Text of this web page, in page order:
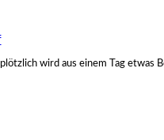
wird aus einem Tag etwas